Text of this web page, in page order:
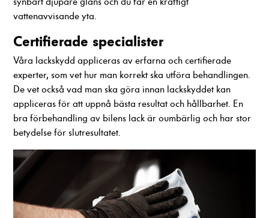
vattenavvisande yta.
Certifierade specialister
Våra lackskydd appliceras av erfarna och certifierade
experter, som vet hur man korrekt ska utföra behandlingen.
De vet också vad man ska göra innan lackskyddet kan
appliceras för att uppnå bästa resultat och hållbarhet. En
bra förbehandling av bilens lack är oumbärlig och har stor
betydelse för slutresultatet.